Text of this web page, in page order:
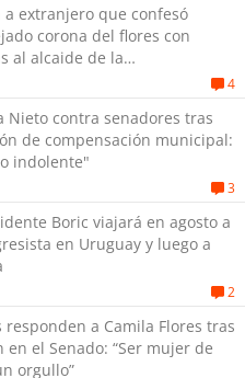
a extranjero que confesó
corona del flores con
al alcaide de la
4
Nieto contra senadores tras
de compensación municipal:
indolente"
3
Boric viajará en agosto a
en Uruguay y luego a
2
responden a Camila Flores tras
en el Senado: “Ser mujer de
orgullo”